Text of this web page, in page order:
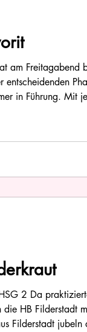
am
in Führung. Mit
2 Da
HB Filderstadt
Filderstadt